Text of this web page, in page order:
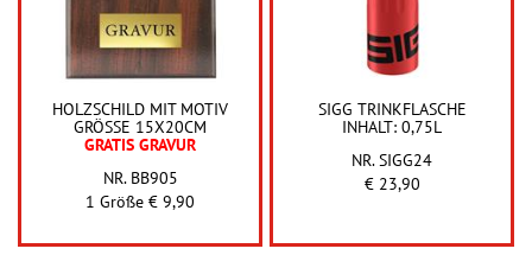
HOLZSCHILD MIT MOTIV
GRÖSSE 15X20CM
GRATIS GRAVUR
NR. BB905
1 Größe € 9,90
SIGG TRINKFLASCHE
INHALT: 0,75L
NR. SIGG24
€ 23,90